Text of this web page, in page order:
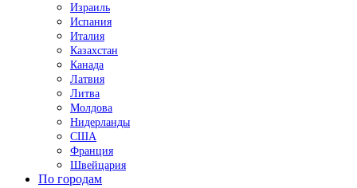
Израиль
Испания
Италия
Казахстан
Канада
Латвия
Литва
Молдова
Нидерланды
США
Франция
Швейцария
По городам